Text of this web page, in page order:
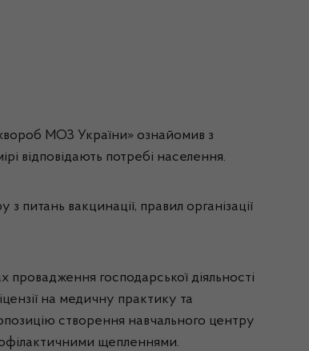
МОЗ України» ознайомив з
відповідають потребі населення.
питань вакцинації, правил організації
господарської діяльності
на медичну практику та
створення навчального центру
щепленнями.